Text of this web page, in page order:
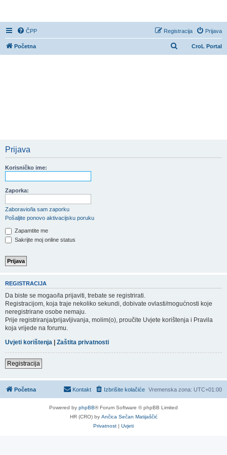
ČPP Prijava
Registracija
CroL Portal
Početna
Prijava
Korisničko ime:
Zaporka:
Zaboravio/la sam zaporku
Pošaljite ponovo aktivacijsku poruku
Zapamtite me
Sakrijte moj online status
REGISTRACIJA
Da biste se mogao/la prijaviti, trebate se registrirati.
Registracijom, koja traje nekoliko sekundi, dobivate ovlasti/mogućnosti koje
neregistrirane osobe nemaju.
Prije registriranja/prijavljivanja, molim(o), proučite Uvjete korištenja i Pravila
koja vrijede na forumu.
Uvjeti korištenja | Zaštita privatnosti
Registracija
Početna Vremenska zona: UTC+01:00
Izbrišite kolačiće
Kontakt
Powered by phpBB® Forum Software © phpBB Limited
HR (CRO) by Ančica Sečan Matijaščić
Privatnost | Uvjeti